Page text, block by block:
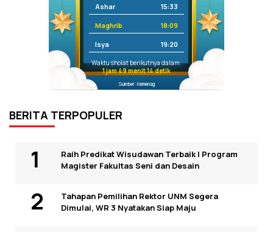
Ashar 15:33
Maghrib 18:09
Isya 19:20
Waktu sholat berikutnya dalam:
1 jam 49 menit 14 detik
Sumber: Kemenag
BERITA TERPOPULER
Raih Predikat Wisudawan Terbaik I Program
Magister Fakultas Seni dan Desain
Tahapan Pemilihan Rektor UNM Segera
Dimulai, WR 3 Nyatakan Siap Maju